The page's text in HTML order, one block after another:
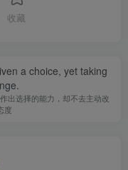
收藏
a choice, yet taking
出选择的能力，却不去主动改
度